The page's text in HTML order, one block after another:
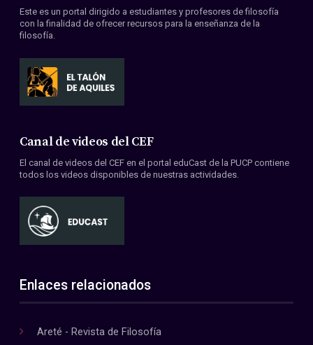
Convenios
Este es un portal dirigido a estudiantes y profesores de filosofía
con la finalidad de ofrecer recursos para la enseñanza de la
filosofía.
Canal de videos del CEF
El canal de videos del CEF en el portal eduCast de la PUCP contiene
todos los videos disponibles de nuestras actividades.
Enlaces relacionados
Areté - Revista de Filosofía